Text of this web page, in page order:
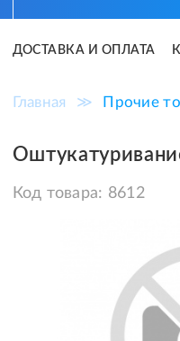
ДОСТАВКА И ОПЛАТА
Главная ≫ Прочие
Код товара: 8612